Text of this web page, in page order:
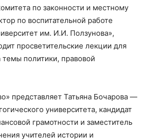
по законности и местному
по воспитательной работе
им. И.И. Ползунова»,
просветительские лекции для
политики, правовой
представляет Татьяна Бочарова —
университета, кандидат
грамотности и заместитель
учителей истории и